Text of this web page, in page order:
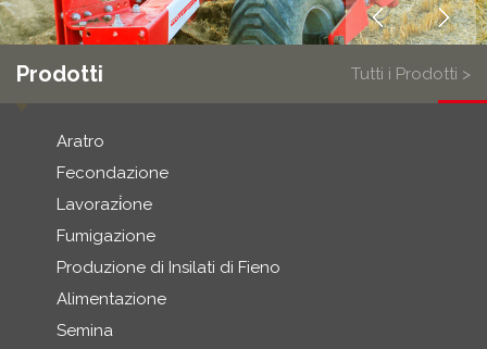
Prodotti Tutti i Prodotti >
Aratro
Fecondazione
Lavorazi̇one
Fumigazione
Produzione di Insilati di Fieno
Alimentazione
Semina